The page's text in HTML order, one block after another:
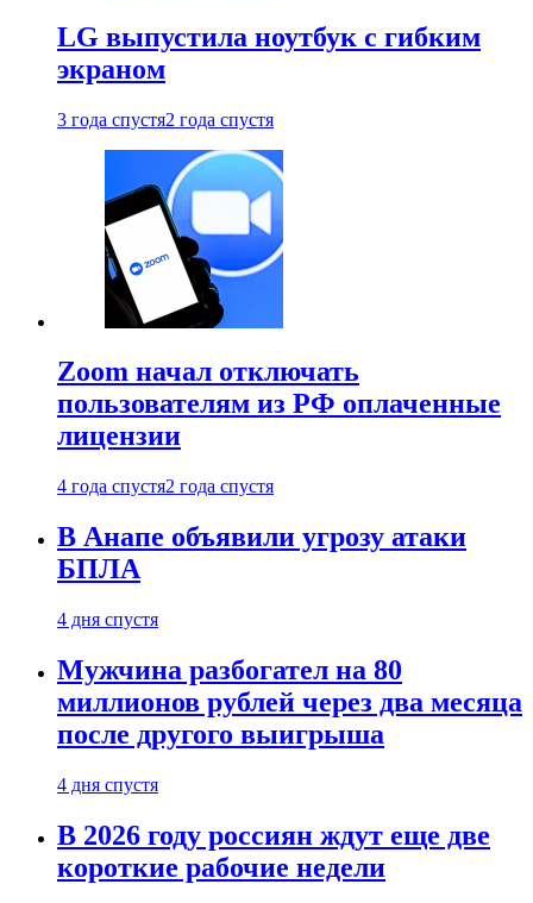
LG выпустила ноутбук с гибким
экраном
3 года спустя2 года спустя
Zoom начал отключать
пользователям из РФ оплаченные
лицензии
4 года спустя2 года спустя
В Анапе объявили угрозу атаки
БПЛА
4 дня спустя
Мужчина разбогател на 80
миллионов рублей через два месяца
после другого выигрыша
4 дня спустя
В 2026 году россиян ждут еще две
короткие рабочие недели